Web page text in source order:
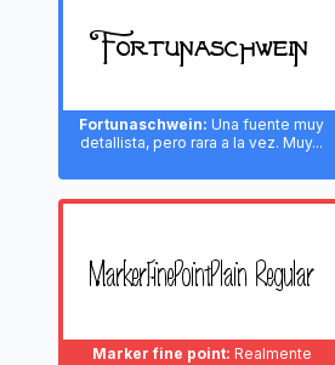
Fortunaschwein: Una fuente muy
detallista, pero rara a la vez. Muy...
Marker fine point: Realmente